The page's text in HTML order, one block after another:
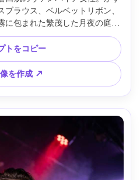
ラウス、ベルベットリボン、
包まれた繁茂した月夜の庭に
に柔らかなリムライトと穏やか
f/1.4、クローズアップ、目線
ックなムード。自然な肌質、リ
ャープ、映画的ソフトカラーグ
--ar 4:5
トをコピー
を作成 ↗